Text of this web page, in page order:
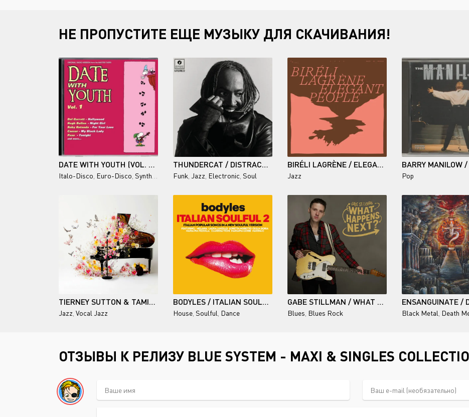
НЕ ПРОПУСТИТЕ ЕЩЕ МУЗЫКУ ДЛЯ СКАЧИВАНИЯ!
DATE WITH YOUTH (VOL. 1-3) 1984-1990
Italo-Disco Euro-Disco Synthpop
THUNDERCAT / DISTRACTED
Funk Jazz Electronic Soul
BIRÉLI LAGRÈNE / ELEGANT PEOPLE
Jazz Pop
TIERNEY SUTTON & TAMIR HENDELMAN / SPRING
Jazz Vocal Jazz
BODYLES / ITALIAN SOULFUL 2
House Soulful Dance
GABE STILLMAN / WHAT HAPPENS NEXT?
Blues Blues Rock Black Metal Death
ОТЗЫВЫ К РЕЛИЗУ BLUE SYSTEM - MAXI & SINGLES